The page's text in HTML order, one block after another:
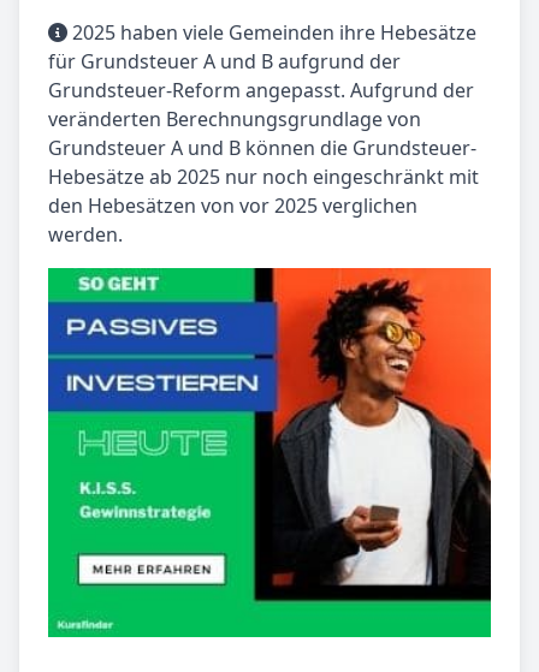
2025 haben viele Gemeinden ihre Hebesätze
für Grundsteuer A und B aufgrund der
Grundsteuer-Reform angepasst. Aufgrund der
veränderten Berechnungsgrundlage von
Grundsteuer A und B können die Grundsteuer-
Hebesätze ab 2025 nur noch eingeschränkt mit
den Hebesätzen von vor 2025 verglichen
werden.